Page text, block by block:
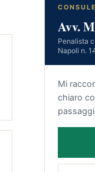
Avv.
Penalista
Napoli n.
Mi
chiaro